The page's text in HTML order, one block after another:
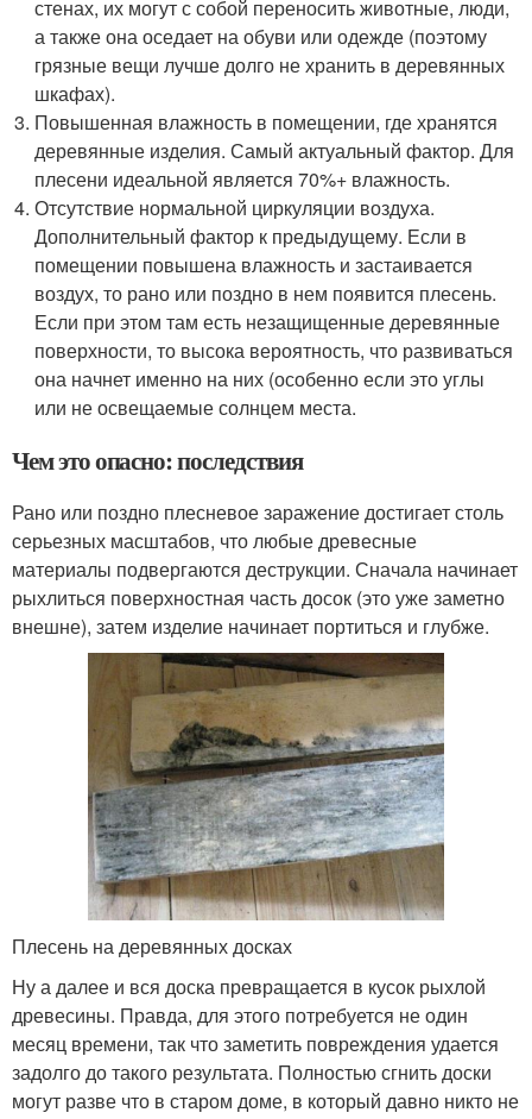
стенах, их могут с собой переносить животные, люди,
а также она оседает на обуви или одежде (поэтому
грязные вещи лучше долго не хранить в деревянных
шкафах).
Повышенная влажность в помещении, где хранятся
деревянные изделия. Самый актуальный фактор. Для
плесени идеальной является 70%+ влажность.
Отсутствие нормальной циркуляции воздуха.
Дополнительный фактор к предыдущему. Если в
помещении повышена влажность и застаивается
воздух, то рано или поздно в нем появится плесень.
Если при этом там есть незащищенные деревянные
поверхности, то высока вероятность, что развиваться
она начнет именно на них (особенно если это углы
или не освещаемые солнцем места.
Чем это опасно: последствия
Рано или поздно плесневое заражение достигает столь
серьезных масштабов, что любые древесные
материалы подвергаются деструкции. Сначала начинает
рыхлиться поверхностная часть досок (это уже заметно
внешне), затем изделие начинает портиться и глубже.
Плесень на деревянных досках
Ну а далее и вся доска превращается в кусок рыхлой
древесины. Правда, для этого потребуется не один
месяц времени, так что заметить повреждения удается
задолго до такого результата. Полностью сгнить доски
могут разве что в старом доме, в который давно никто не